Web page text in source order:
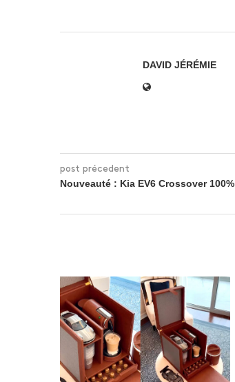
DAVID JÉRÉMIE
post précedent
Nouveauté : Kia EV6 Crossover